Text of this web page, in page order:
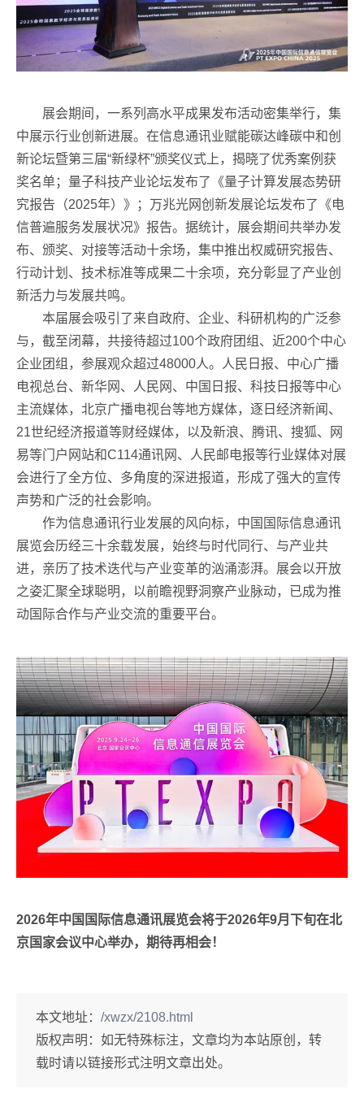
展会期间，一系列高水平成果发布活动密集举行，集
中展示行业创新进展。在信息通讯业赋能碳达峰碳中和创
新论坛暨第三届“新绿杯”颁奖仪式上，揭晓了优秀案例获
奖名单；量子科技产业论坛发布了《量子计算发展态势研
究报告（2025年）》；万兆光网创新发展论坛发布了《电
信普遍服务发展状况》报告。据统计，展会期间共举办发
布、颁奖、对接等活动十余场，集中推出权威研究报告、
行动计划、技术标准等成果二十余项，充分彰显了产业创
新活力与发展共鸣。
本届展会吸引了来自政府、企业、科研机构的广泛参
与，截至闭幕，共接待超过100个政府团组、近200个中心
企业团组，参展观众超过48000人。人民日报、中心广播
电视总台、新华网、人民网、中国日报、科技日报等中心
主流媒体，北京广播电视台等地方媒体，逐日经济新闻、
21世纪经济报道等财经媒体，以及新浪、腾讯、搜狐、网
易等门户网站和C114通讯网、人民邮电报等行业媒体对展
会进行了全方位、多角度的深进报道，形成了强大的宣传
声势和广泛的社会影响。
作为信息通讯行业发展的风向标，中国国际信息通讯
展览会历经三十余载发展，始终与时代同行、与产业共
进，亲历了技术迭代与产业变革的汹涌澎湃。展会以开放
之姿汇聚全球聪明，以前瞻视野洞察产业脉动，已成为推
动国际合作与产业交流的重要平台。
2026年中国国际信息通讯展览会将于2026年9月下旬在北
京国家会议中心举办，期待再相会！
本文地址： /xwzx/2108.html
版权声明： 如无特殊标注，文章均为本站原创，转
载时请以链接形式注明文章出处。